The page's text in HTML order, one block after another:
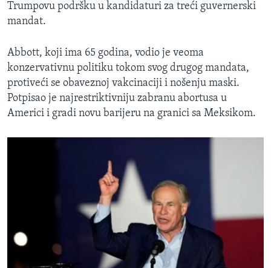
Trumpovu podršku u kandidaturi za treći guvernerski
mandat.
Abbott, koji ima 65 godina, vodio je veoma
konzervativnu politiku tokom svog drugog mandata,
protiveći se obaveznoj vakcinaciji i nošenju maski.
Potpisao je najrestriktivniju zabranu abortusa u
Americi i gradi novu barijeru na granici sa Meksikom.